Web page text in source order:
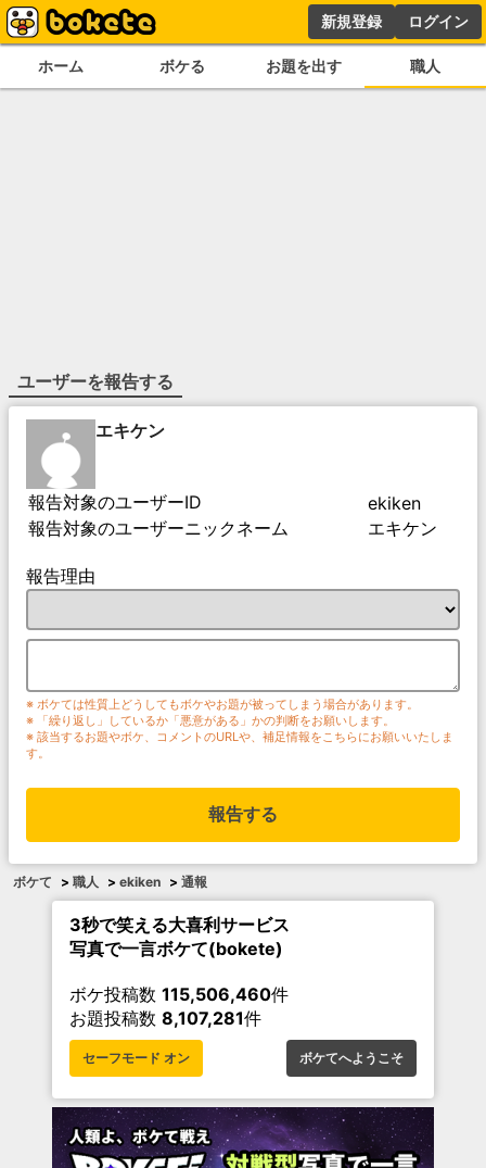
新規登録 ログイン
ホーム ボケる お題を出す 職人
ユーザーを報告する
エキケン
報告対象のユーザーID
ekiken
報告対象のユーザーニックネーム
エキケン
報告理由
※ ボケては性質上どうしてもボケやお題が被ってしまう場合があります。
※ 「繰り返し」しているか「悪意がある」かの判断をお願いします。
※ 該当するお題やボケ、コメントのURLや、補足情報をこちらにお願いいたしま
す。
報告する
ボケて > 職人 > ekiken > 通報
3秒で笑える大喜利サービス
写真で一言ボケて(bokete)
ボケ投稿数 115,506,460件
お題投稿数 8,107,281件
セーフモード オン ボケてへようこそ